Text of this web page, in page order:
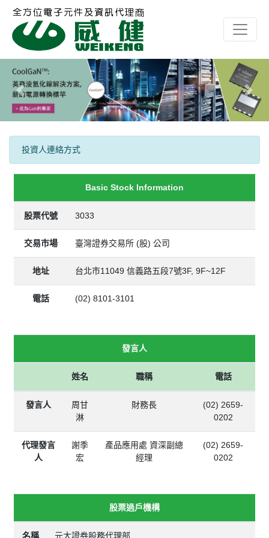
Previous Next
投資人連絡方式
Basic Stock Information
股票代號 3033
交易市場 臺灣證券交易所 (股) 公司
地址 台北市11049 信義路五段7號3F, 9F~12F
電話 (02) 8101-3101
發言人
姓名 職稱 電話
發言人
周甘
淋
財務長
(02) 2659-
0202
代理發言
人
謝季
宏
產品應用處 資深副總
經理
(02) 2659-
0202
股票過戶機構
名稱 元大證券股務代理部